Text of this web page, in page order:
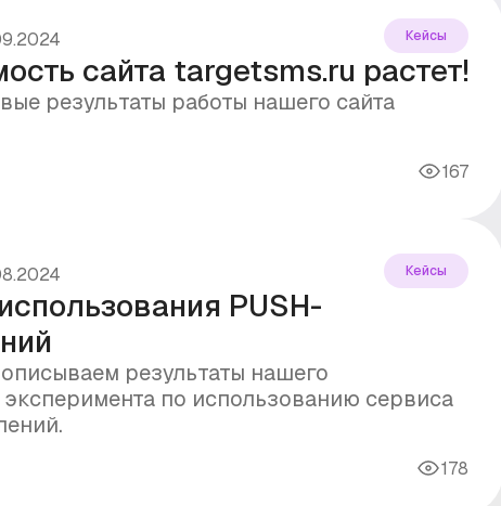
Кейсы
сайта targetsms.ru растет!
результаты работы нашего сайта
167
Кейсы
PUSH-
описываем результаты нашего
эксперимента по использованию сервиса
178